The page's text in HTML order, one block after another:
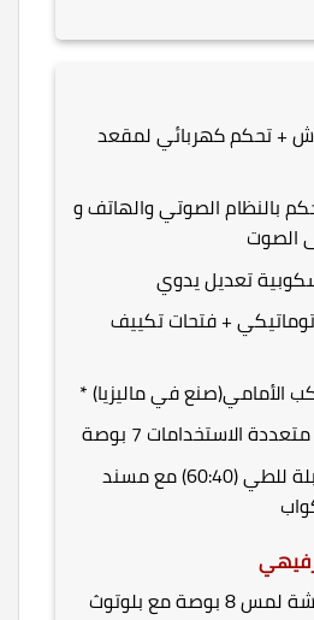
+ تحكم كهربائي لمقعد
بالنظام الصوتي والهاتف و
الصوت
تعديل يدوي
+ فتحات تكييف
الأمامي(صنع في ماليزيا) *
الاستخدامات 7 بوصة
مقاعد خلفية قابلة للطي (60:40) مع مسند
مع بلوتوث